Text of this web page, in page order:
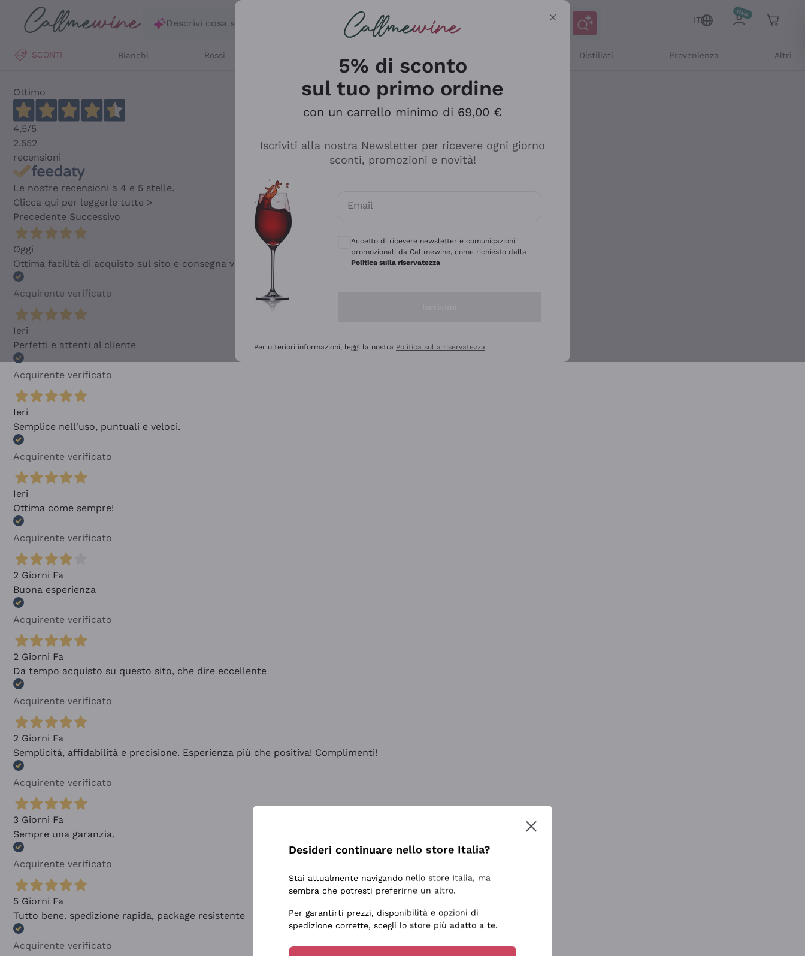
Salta al contenuto principale
Descrivi cosa stai cercando
IT
SCONTI Bianchi Rossi Distillati Provenienza Altri
Ottimo
4,5/5
2.552
recensioni
Le nostre recensioni a 4 e 5 stelle.
Clicca qui per leggerle tutte >
Precedente Successivo
Oggi
Ottima facilità di acquisto sul sito e consegna velocissima
Acquirente verificato
Ieri
Perfetti e attenti al cliente
Acquirente verificato
Ieri
Semplice nell'uso, puntuali e veloci.
Acquirente verificato
Ieri
Ottima come sempre!
Acquirente verificato
2 Giorni Fa
Buona esperienza
Acquirente verificato
2 Giorni Fa
Da tempo acquisto su questo sito, che dire eccellente
Acquirente verificato
2 Giorni Fa
Semplicità, affidabilità e precisione. Esperienza più che positiva! Complimenti!
Acquirente verificato
3 Giorni Fa
Sempre una garanzia.
Acquirente verificato
5 Giorni Fa
Tutto bene. spedizione rapida, package resistente
Acquirente verificato
5% di sconto
sul tuo primo ordine
con un carrello minimo di 69,00 €
Iscriviti alla nostra Newsletter per ricevere ogni giorno
sconti, promozioni e novità!
Email
Accetto di ricevere newsletter e comunicazioni
promozionali da Callmewine, come richiesto dalla
Politica sulla riservatezza
Per ulteriori informazioni, leggi la nostra Politica sulla riservatezza
Desideri continuare nello store Italia?
Stai attualmente navigando nello store Italia, ma
sembra che potresti preferirne un altro.
Per garantirti prezzi, disponibilità e opzioni di
spedizione corrette, scegli lo store più adatto a te.